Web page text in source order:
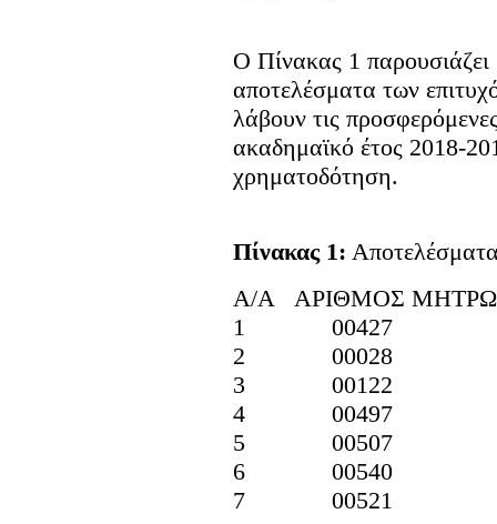
Ο Πίνακας 1
αποτελέσματα των
λάβουν τις
ακαδημαϊκό έτος 2018-
χρηματοδότηση.
Πίνακας 1:
Α/Α ΑΡΙΘΜΟΣ
1 00427
2 00028
3 00122
4 00497
5 00507
6 00540
7 00521